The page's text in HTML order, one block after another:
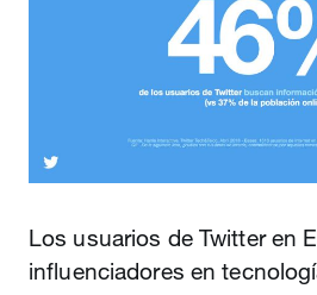
Los usuarios de Twitter en
influenciadores en